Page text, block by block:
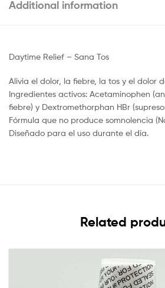
Additional information
Daytime Relief – Sana Tos
Alivia el dolor, la fiebre, la tos y el dolor
Ingredientes activos: Acetaminophen
fiebre) y Dextromethorphan HBr
Fórmula que no produce somnolencia
Diseñado para el uso durante el día.
Related